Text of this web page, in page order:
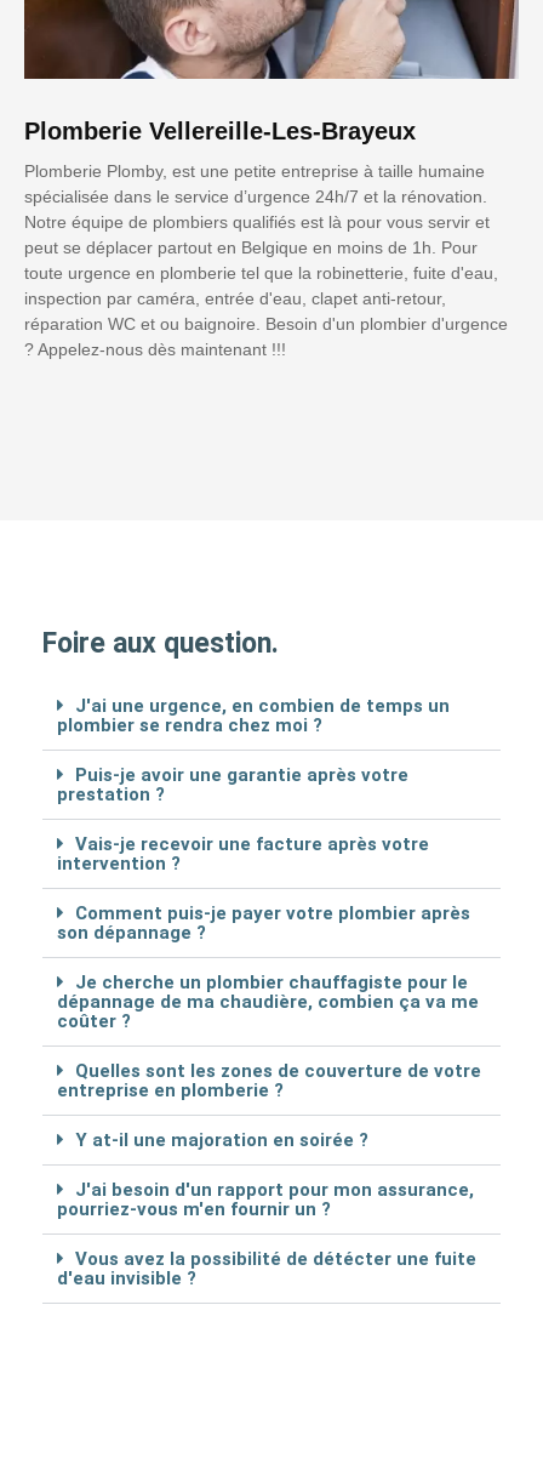
Plomberie Vellereille-Les-Brayeux
Plomberie Plomby, est une petite entreprise à taille humaine
spécialisée dans le service d’urgence 24h/7 et la rénovation.
Notre équipe de plombiers qualifiés est là pour vous servir et
peut se déplacer partout en Belgique en moins de 1h. Pour
toute urgence en plomberie tel que la robinetterie, fuite d'eau,
inspection par caméra, entrée d'eau, clapet anti-retour,
réparation WC et ou baignoire. Besoin d'un plombier d'urgence
? Appelez-nous dès maintenant !!!
Foire aux question.
J'ai une urgence, en combien de temps un
plombier se rendra chez moi ?
Puis-je avoir une garantie après votre
prestation ?
Vais-je recevoir une facture après votre
intervention ?
Comment puis-je payer votre plombier après
son dépannage ?
Je cherche un plombier chauffagiste pour le
dépannage de ma chaudière, combien ça va me
coûter ?
Quelles sont les zones de couverture de votre
entreprise en plomberie ?
Y at-il une majoration en soirée ?
J'ai besoin d'un rapport pour mon assurance,
pourriez-vous m'en fournir un ?
Vous avez la possibilité de détécter une fuite
d'eau invisible ?